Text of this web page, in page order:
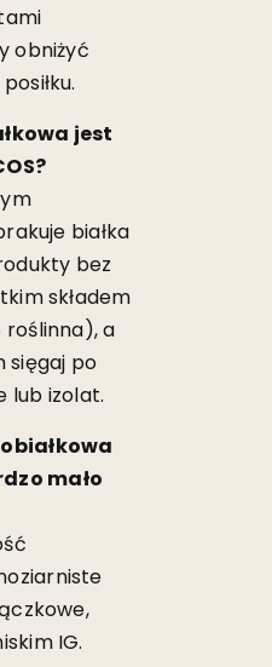
obniżyć
jest
białka
bez
składem
a
sięgaj po
lub izolat.
mało
IG.